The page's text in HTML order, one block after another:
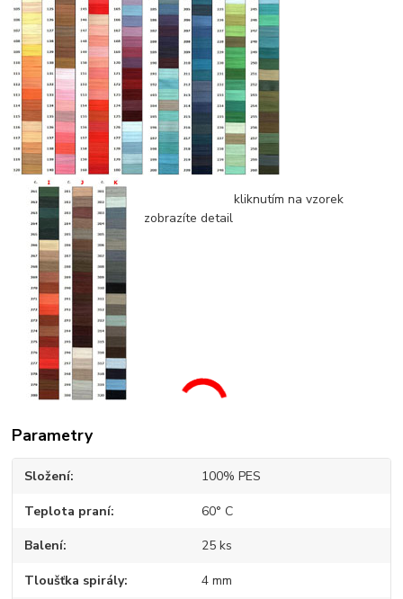
kliknutím na vzorek
zobrazíte detail
Parametry
Složení 100% PES
Teplota praní 60° C
Balení 25 ks
Tloušťka spirály 4 mm